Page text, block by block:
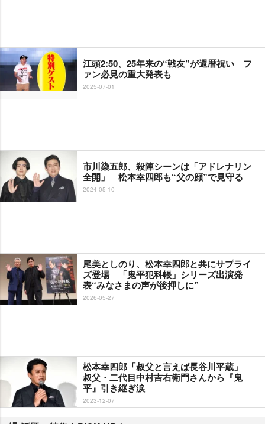
江頭2:50、25年来の“戦友”が還暦祝い フ
ァン必見の重大発表も
2025-07-01
市川染五郎、殺陣シーンは「アドレナリン
全開」 松本幸四郎も“父の顔”で見守る
2024-05-10
尾美としのり、松本幸四郎と共にサプライ
ズ登場 「鬼平犯科帳」シリーズ出演発
表“みなさまの声が後押しに”
2026-05-27
松本幸四郎「叔父と言えば長谷川平蔵」
叔父・二代目中村吉右衛門さんから『鬼
平』引き継ぎ涙
2023-12-07